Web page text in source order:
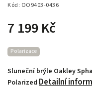
Kód: OO9403-0436
7 199 Kč
Sluneční brýle Oakley
Polarized Detailní
Polarizace